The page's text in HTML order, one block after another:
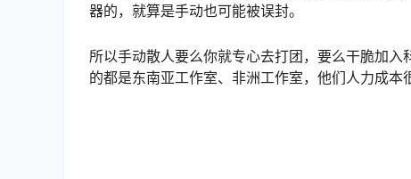
器的，就算是手动也可能被误封。
所以手动散人要么你就专心去打团，要么干脆加
的都是东南亚工作室、非洲工作室，他们人力成本